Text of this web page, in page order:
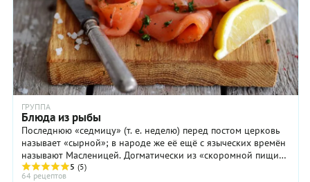
ГРУППА
Блюда из рыбы
Последнюю «седмицу» (т. е. неделю) перед постом церковь
называет «сырной»; в народе же её ещё с языческих времён
называют Масленицей. Догматически из «скоромной пищи»
церковь благословляет только рыбу ...
5 (5)
64 рецептов